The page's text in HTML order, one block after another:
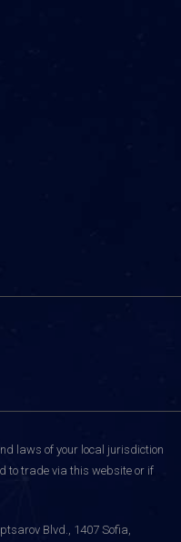
laws of your local jurisdiction
to trade via this website or if
Blvd., 1407 Sofia,